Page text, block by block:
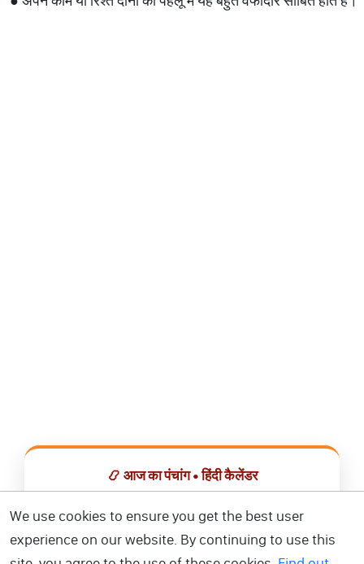
📿 आज का पंचांग • हिंदी कैलेंडर
📅 हिंदी कैलेंडर ऐप डाउनलोड करें
We use cookies to ensure you get the best user
experience on our website. By continuing to use this